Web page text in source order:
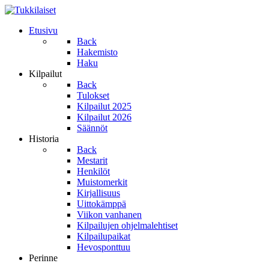
Etusivu
Back
Hakemisto
Haku
Kilpailut
Back
Tulokset
Kilpailut 2025
Kilpailut 2026
Säännöt
Historia
Back
Mestarit
Henkilöt
Muistomerkit
Kirjallisuus
Uittokämppä
Viikon vanhanen
Kilpailujen ohjelmalehtiset
Kilpailupaikat
Hevosponttuu
Perinne